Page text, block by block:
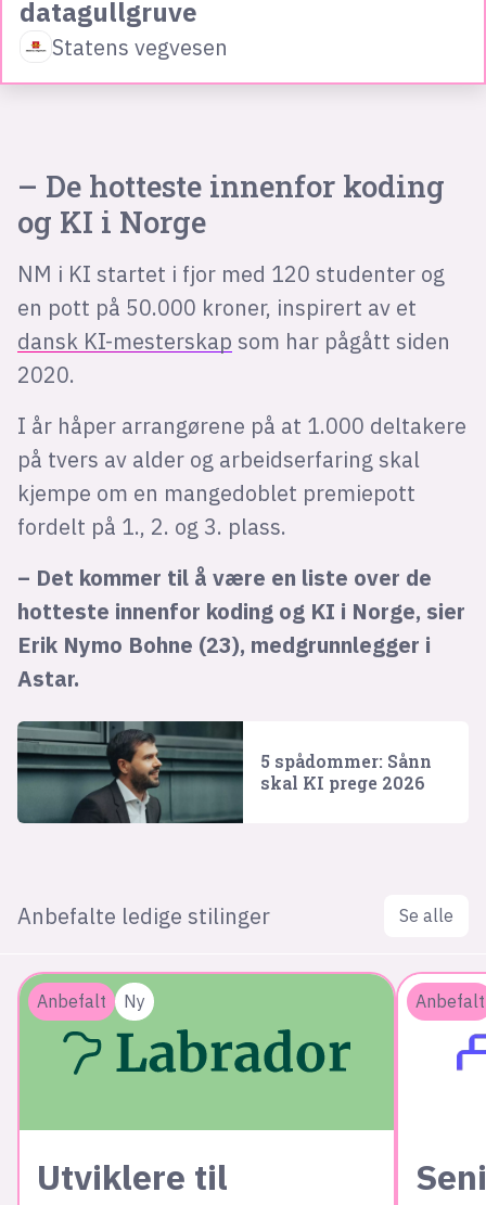
datagullgruve
Statens vegvesen
– De hotteste innenfor koding
og KI i Norge
NM i KI startet i fjor med 120 studenter og
en pott på 50.000 kroner, inspirert av et
dansk KI-mesterskap som har pågått siden
2020.
I år håper arrangørene på at 1.000 deltakere
på tvers av alder og arbeidserfaring skal
kjempe om en mangedoblet premiepott
fordelt på 1., 2. og 3. plass.
– Det kommer til å være en liste over de
hotteste innenfor koding og KI i Norge, sier
Erik Nymo Bohne (23), medgrunnlegger i
Astar.
5 spådommer: Sånn
skal KI prege 2026
Anbefalte ledige stilinger Se alle
Anbefalt Ny
Utviklere til
Anbefalt